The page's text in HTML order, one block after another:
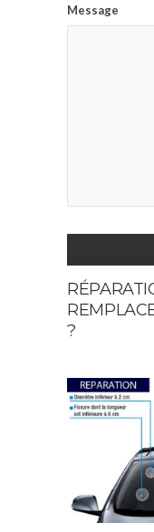
Message
This
field
should
left
blank
?